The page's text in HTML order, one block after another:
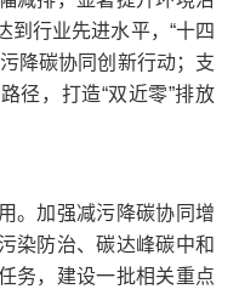
到行业先进水平，“十四
降碳协同创新行动；支
径，打造“双近零”排放
。加强减污降碳协同增
染防治、碳达峰碳中和
务，建设一批相关重点